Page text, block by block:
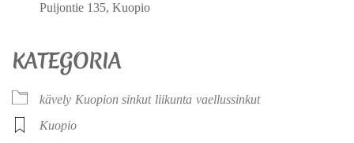
Puijontie 135, Kuopio
KATEGORIA
kävely Kuopion sinkut liikunta vaellussinkut
Kuopio